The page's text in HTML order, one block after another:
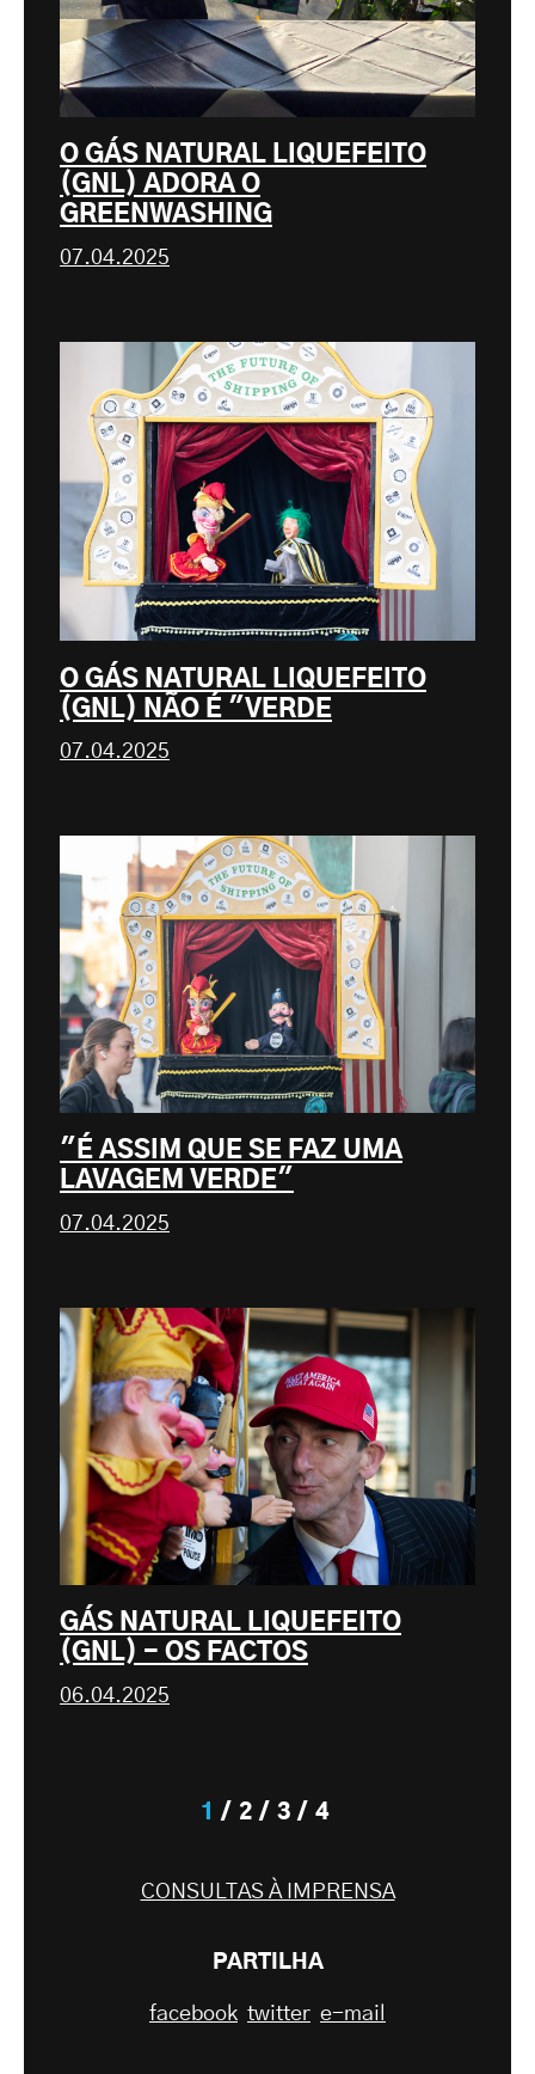
O GÁS NATURAL LIQUEFEITO
(GNL) ADORA O
GREENWASHING
07.04.2025
O GÁS NATURAL LIQUEFEITO
(GNL) NÃO É "VERDE
07.04.2025
"É ASSIM QUE SE FAZ UMA
LAVAGEM VERDE"
07.04.2025
GÁS NATURAL LIQUEFEITO
(GNL) - OS FACTOS
06.04.2025
1 2 3 4
CONSULTAS À IMPRENSA
PARTILHA
facebook twitter e-mail